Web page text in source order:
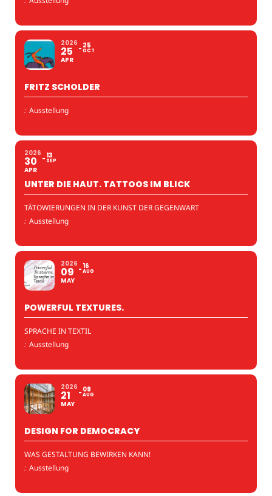
2026
25
APR
25
OCT
FRITZ SCHOLDER
: Ausstellung
2026
30
APR
13
SEP
UNTER DIE HAUT. TATTOOS IM BLICK
TÄTOWIERUNGEN IN DER KUNST DER GEGENWART
: Ausstellung
2026
09
MAY
16
AUG
POWERFUL TEXTURES.
SPRACHE IN TEXTIL
: Ausstellung
2026
21
MAY
09
AUG
DESIGN FOR DEMOCRACY
WAS GESTALTUNG BEWIRKEN KANN!
: Ausstellung